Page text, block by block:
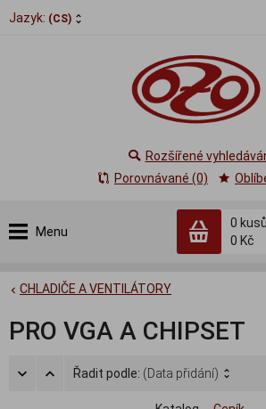
Jazyk: (CS)
Menu
0 kusů
0 Kč
Rozšířené
Porovnávané (0)
CHLADIČE A VENTILÁTORY
PRO VGA A CHIPSET
Řadit podle: (Data přidání)